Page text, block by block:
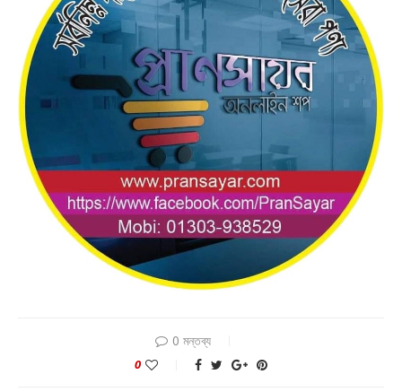
0 মন্তব্য
0